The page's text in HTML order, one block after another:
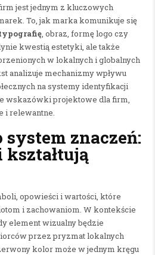
jest jednym z kluczowych
To, jak marka komunikuje się
, obraz, formę logo czy
kwestią estetyki, ale także
w lokalnych i globalnych
analizuje mechanizmy wpływu
na systemy identyfikacji
wskazówki projektowe dla firm,
i relewantne.
znaczeń:
opowieści i wartości, które
i zachowaniom. W kontekście
element wizualny będzie
przez pryzmat lokalnych
kolor może w jednym kręgu